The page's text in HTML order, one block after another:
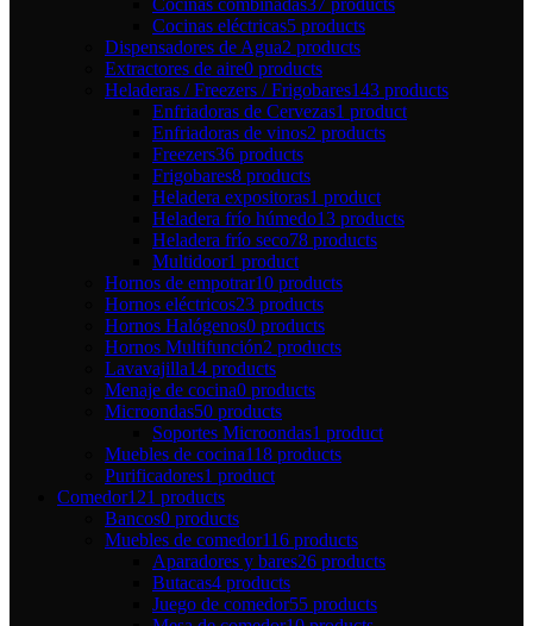
Cocinas eléctricas5 products
Dispensadores de Agua2 products
Extractores de aire0 products
Heladeras / Freezers / Frigobares143 products
Enfriadoras de Cervezas1 product
Enfriadoras de vinos2 products
Freezers36 products
Frigobares8 products
Heladera expositoras1 product
Heladera frío húmedo13 products
Heladera frío seco78 products
Multidoor1 product
Hornos de empotrar10 products
Hornos eléctricos23 products
Hornos Halógenos0 products
Hornos Multifunción2 products
Lavavajilla14 products
Menaje de cocina0 products
Microondas50 products
Soportes Microondas1 product
Muebles de cocina118 products
Purificadores1 product
Comedor121 products
Bancos0 products
Muebles de comedor116 products
Aparadores y bares26 products
Butacas4 products
Juego de comedor55 products